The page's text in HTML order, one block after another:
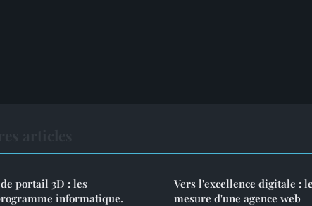
portail 3D : les
informatique.
Vers l'excellence digitale :
mesure d'une agence web